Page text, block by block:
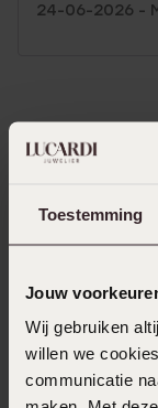
Toestemming
Jouw
Wij gebruiken
willen we
communicatie
24-06-2026 -
Ook leuk